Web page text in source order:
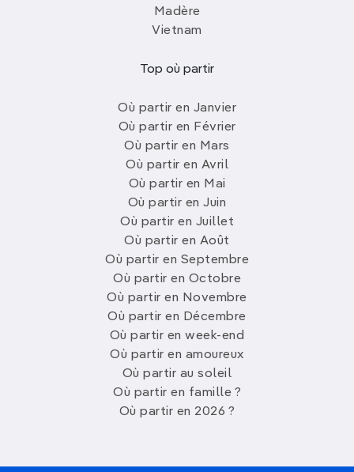
Madère
Vietnam
Top où partir
Où partir en Janvier
Où partir en Février
Où partir en Mars
Où partir en Avril
Où partir en Mai
Où partir en Juin
Où partir en Juillet
Où partir en Août
Où partir en Septembre
Où partir en Octobre
Où partir en Novembre
Où partir en Décembre
Où partir en week-end
Où partir en amoureux
Où partir au soleil
Où partir en famille ?
Où partir en 2026 ?